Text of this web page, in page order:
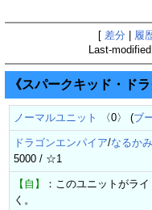
[ 差分 履
Last-
《スパークキッド・ド
ノーマルユニット 〈0〉 (ブ
ドラゴンエンパイア/なるかみ
5000 / ☆1
【自】
：このユニットがラ
く。